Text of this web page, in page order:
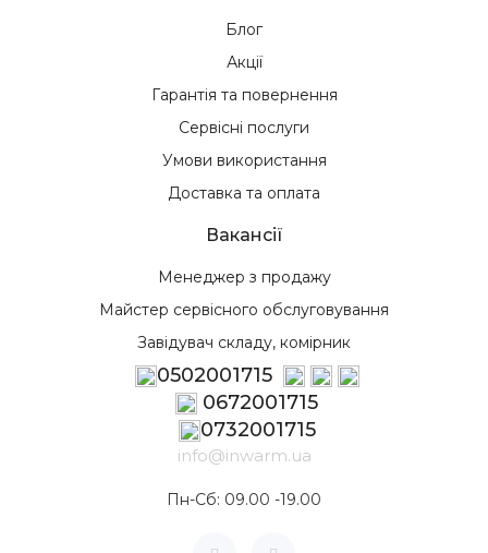
Блог
Акції
Гарантія та повернення
Сервісні послуги
Умови використання
Доставка та оплата
Вакансії
Менеджер з продажу
Майстер сервісного обслуговування
Завідувач складу, комірник
0502001715
0672001715
0732001715
info@inwarm.ua
Пн-Сб: 09.00 -19.00